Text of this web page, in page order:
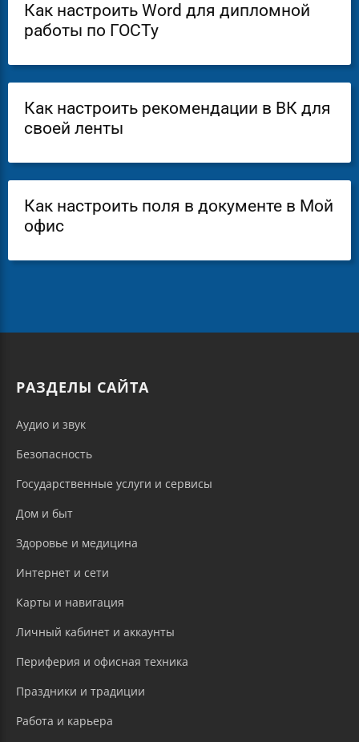
Как настроить Word для дипломной
работы по ГОСТу
Как настроить рекомендации в ВК для
своей ленты
Как настроить поля в документе в Мой
офис
РАЗДЕЛЫ САЙТА
Аудио и звук
Безопасность
Государственные услуги и сервисы
Дом и быт
Здоровье и медицина
Интернет и сети
Карты и навигация
Личный кабинет и аккаунты
Периферия и офисная техника
Праздники и традиции
Работа и карьера